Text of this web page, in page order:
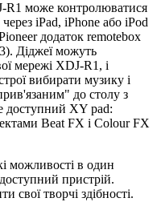
R1 може контролюватися
iPad, iPhone або iPod
додаток remotebox
Діджеї можуть
мережі XDJ-R1, і
вибирати музику і
до столу з
доступний XY pad:
Beat FX і Colour FX
можливості в один
пристрій.
свої творчі здібності.